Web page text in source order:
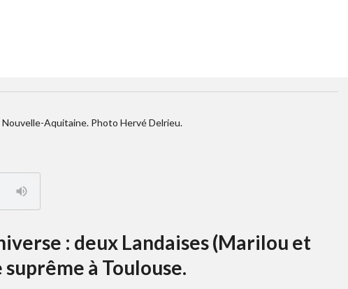
Aquitaine. Photo Hervé Delrieu.
: deux Landaises (Marilou et
à Toulouse.